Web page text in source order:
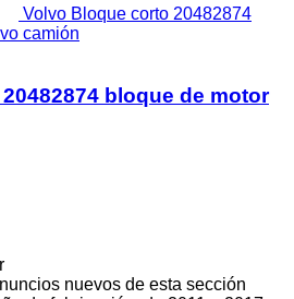
Volvo Bloque corto 20482874
camión
bloque de motor
nuevos de esta sección